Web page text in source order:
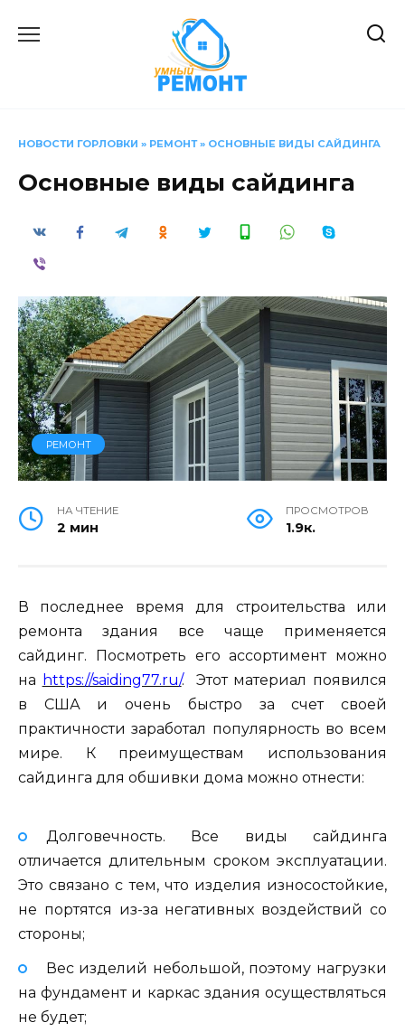
НОВОСТИ ГОРЛОВКИ » РЕМОНТ» ОСНОВНЫЕ ВИДЫ САЙДИНГА
Основные виды сайдинга
РЕМОНТ
НА ЧТЕНИЕ
2 мин
ПРОСМОТРОВ
1.9к.
В последнее время для строительства или
ремонта здания все чаще применяется
сайдинг. Посмотреть его ассортимент можно
на https://saiding77.ru/. Этот материал появился
в США и очень быстро за счет своей
практичности заработал популярность во всем
мире. К преимуществам использования
сайдинга для обшивки дома можно отнести:
Долговечность. Все виды сайдинга
отличается длительным сроком эксплуатации.
Это связано с тем, что изделия износостойкие,
не портятся из-за негативных воздействий со
стороны;
Вес изделий небольшой, поэтому нагрузки
на фундамент и каркас здания осуществляться
не будет;